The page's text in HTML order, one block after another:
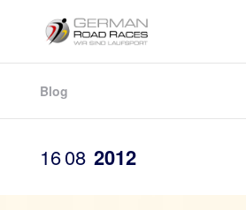
Blog
1608 2012